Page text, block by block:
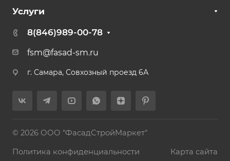
Услуги
8(846)989-00-78
fsm@fasad-sm.ru
г. Самара, Совхозный проезд 6А
© 2026 ООО "ФасадСтройМаркет"
Политика конфиденциальности Карта сайта